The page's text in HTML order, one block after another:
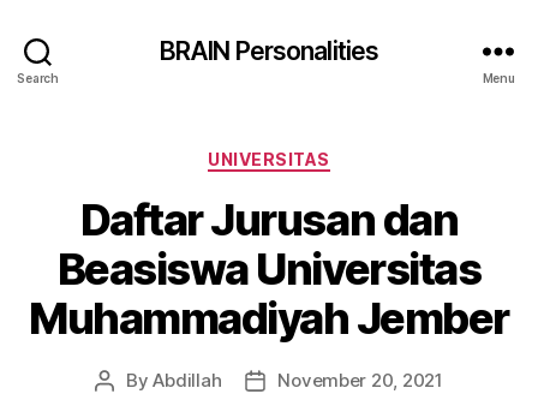
Search
BRAIN Personalities
Menu
Categories
UNIVERSITAS
Daftar Jurusan dan
Beasiswa Universitas
Muhammadiyah Jember
PostByAbdillah
PostNovember 20, 2021